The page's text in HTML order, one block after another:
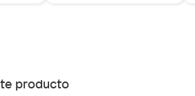
producto